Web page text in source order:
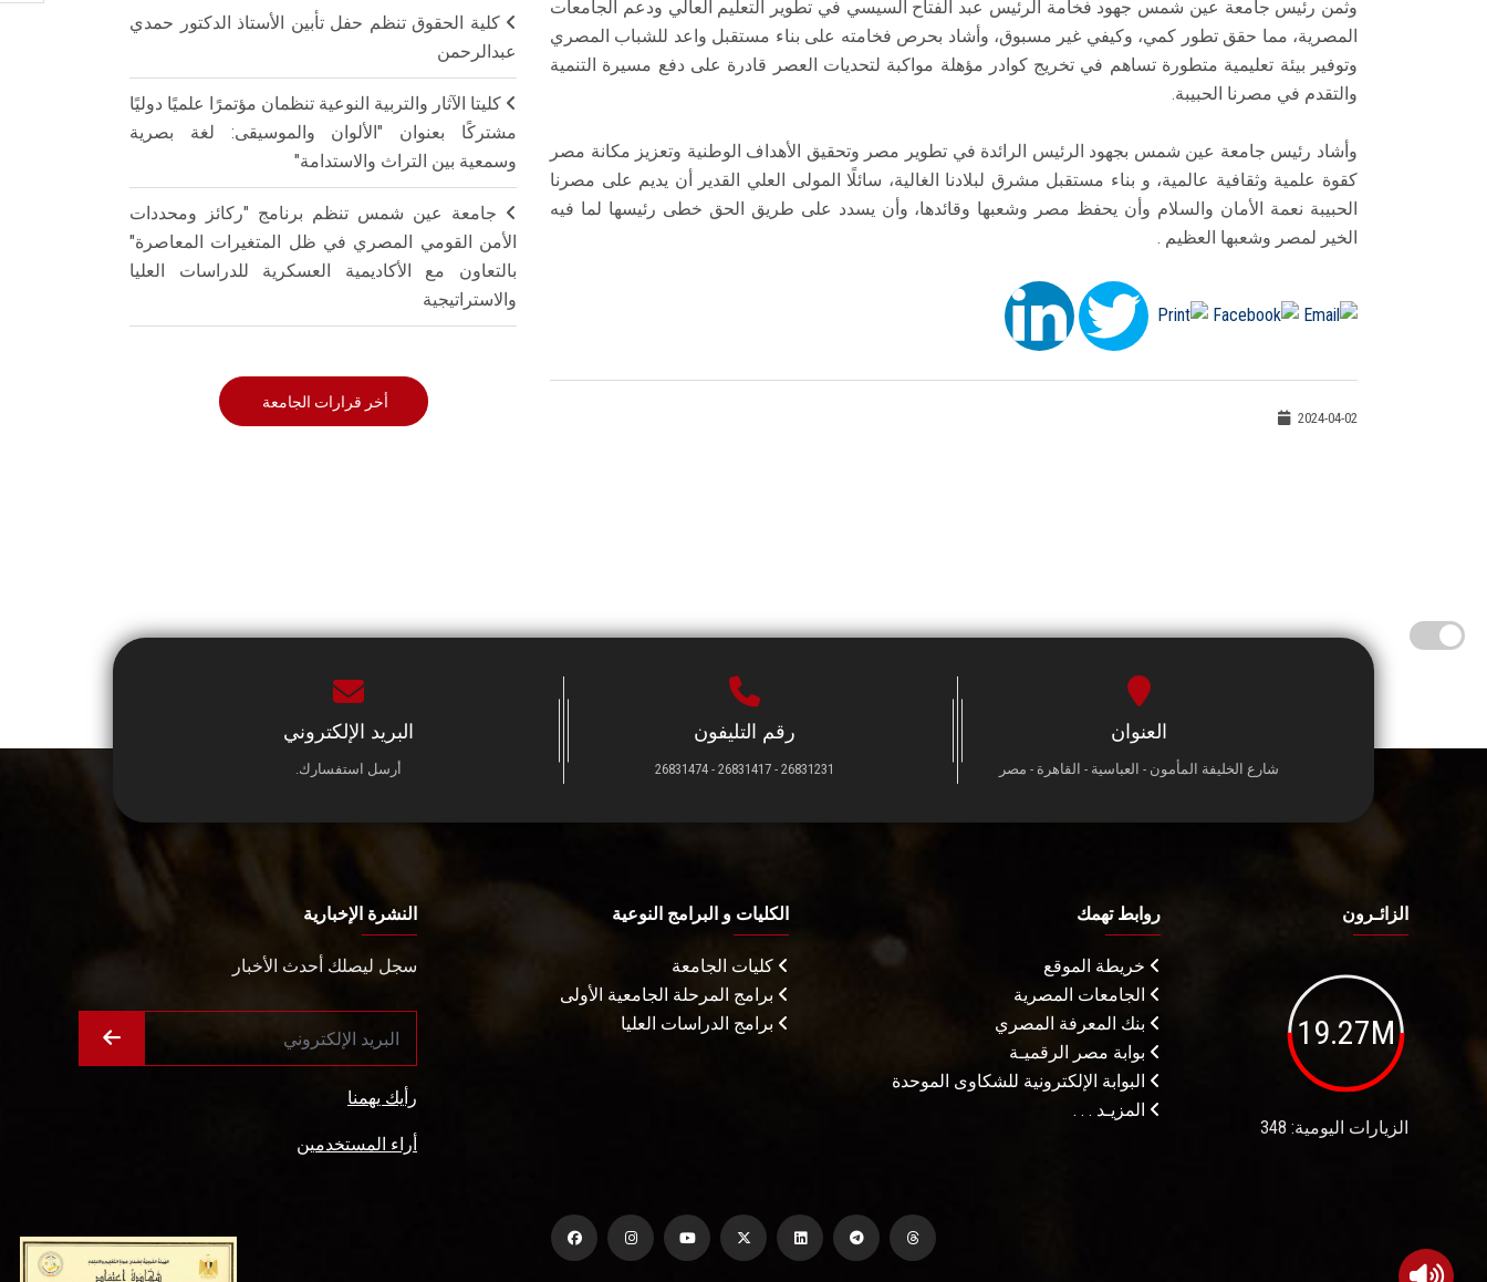
وثمن رئيس جامعة عين شمس جهود فخامة الرئيس عبد الفتاح السيسي في تطوير التعليم العالي ودعم الجامعات
المصرية، مما حقق تطور كمي، وكيفي غير مسبوق، وأشاد بحرص فخامته على بناء مستقبل واعد للشباب المصري
وتوفير بيئة تعليمية متطورة تساهم في تخريج كوادر مؤهلة مواكبة لتحديات العصر قادرة على دفع مسيرة التنمية
والتقدم في مصرنا الحبيبة.
وأشاد رئيس جامعة عين شمس بجهود الرئيس الرائدة في تطوير مصر وتحقيق الأهداف الوطنية وتعزيز مكانة مصر
كقوة علمية وثقافية عالمية، و بناء مستقبل مشرق لبلادنا الغالية، سائلًا المولى العلي القدير أن يديم على مصرنا
الحبيبة نعمة الأمان والسلام وأن يحفظ مصر وشعبها وقائدها، وأن يسدد على طريق الحق خطى رئيسها لما فيه
الخير لمصر وشعبها العظيم .
2024-04-02
كلية الحقوق تنظم حفل تأبين الأستاذ الدكتور حمدي
عبدالرحمن
كليتا الآثار والتربية النوعية تنظمان مؤتمرًا علميًا دوليًا
مشتركًا بعنوان "الألوان والموسيقى: لغة بصرية
وسمعية بين التراث والاستدامة"
جامعة عين شمس تنظم برنامج "ركائز ومحددات
الأمن القومي المصري في ظل المتغيرات المعاصرة"
بالتعاون مع الأكاديمية العسكرية للدراسات العليا
والاستراتيجية
أخر قرارات الجامعة
العنوان
شارع الخليفة المأمون - العباسية - القاهرة - مصر
رقم التليفون
26831231 - 26831417 - 26831474
البريد الإلكتروني
أرسل استفسارك.
الزائـرون
19.27M
الزيارات اليومية: 348
روابط تهمك
خريطة الموقع
الجامعات المصرية
بنك المعرفة المصري
بوابة مصر الرقميـة
البوابة الإلكترونية للشكاوى الموحدة
المزيـد . . .
الكليات و البرامج النوعية
كليات الجامعة
برامج المرحلة الجامعية الأولى
برامج الدراسات العليا
النشرة الإخبارية
سجل ليصلك أحدث الأخبار
رأيك يهمنا
أراء المستخدمين